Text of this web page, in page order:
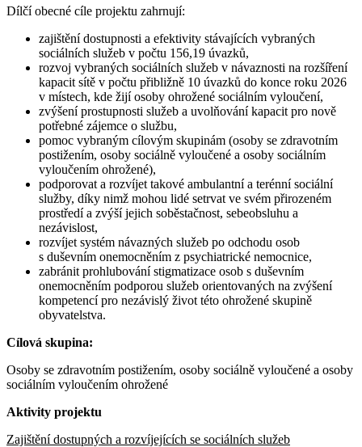
Dílčí obecné cíle projektu zahrnují:
zajištění dostupnosti a efektivity stávajících vybraných
sociálních služeb v počtu 156,19 úvazků,
rozvoj vybraných sociálních služeb v návaznosti na rozšíření
kapacit sítě v počtu přibližně 10 úvazků do konce roku 2026
v místech, kde žijí osoby ohrožené sociálním vyloučení,
zvýšení prostupnosti služeb a uvolňování kapacit pro nově
potřebné zájemce o službu,
pomoc vybraným cílovým skupinám (osoby se zdravotním
postižením, osoby sociálně vyloučené a osoby sociálním
vyloučením ohrožené),
podporovat a rozvíjet takové ambulantní a terénní sociální
služby, díky nimž mohou lidé setrvat ve svém přirozeném
prostředí a zvýší jejich soběstačnost, sebeobsluhu a
nezávislost,
rozvíjet systém návazných služeb po odchodu osob
s duševním onemocněním z psychiatrické nemocnice,
zabránit prohlubování stigmatizace osob s duševním
onemocněním podporou služeb orientovaných na zvýšení
kompetencí pro nezávislý život této ohrožené skupině
obyvatelstva.
Cílová skupina:
Osoby se zdravotním postižením, osoby sociálně vyloučené a osoby
sociálním vyloučením ohrožené
Aktivity projektu
Zajištění dostupných a rozvíjejících se sociálních služeb